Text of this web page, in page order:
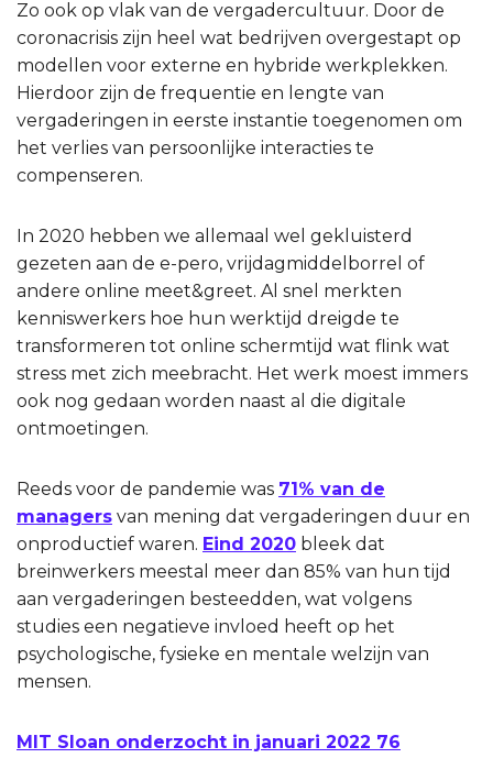
Zo ook op vlak van de vergadercultuur. Door de
coronacrisis zijn heel wat bedrijven overgestapt op
modellen voor externe en hybride werkplekken.
Hierdoor zijn de frequentie en lengte van
vergaderingen in eerste instantie toegenomen om
het verlies van persoonlijke interacties te
compenseren.
In 2020 hebben we allemaal wel gekluisterd
gezeten aan de e-pero, vrijdagmiddelborrel of
andere online meet&greet. Al snel merkten
kenniswerkers hoe hun werktijd dreigde te
transformeren tot online schermtijd wat flink wat
stress met zich meebracht. Het werk moest immers
ook nog gedaan worden naast al die digitale
ontmoetingen.
Reeds voor de pandemie was 71% van de
managers van mening dat vergaderingen duur en
onproductief waren. Eind 2020 bleek dat
breinwerkers meestal meer dan 85% van hun tijd
aan vergaderingen besteedden, wat volgens
studies een negatieve invloed heeft op het
psychologische, fysieke en mentale welzijn van
mensen.
MIT Sloan onderzocht in januari 2022 76